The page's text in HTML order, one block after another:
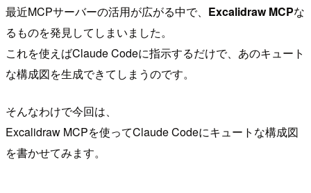
最近MCPサーバーの活用が広がる中で、 Excalidraw MCPな
るものを発見してしまいました。
これを使えばClaude Codeに指示するだけで、あのキュート
な構成図を生成できてしまうのです。
そんなわけで今回は、
Excalidraw MCPを使ってClaude Codeにキュートな構成図
を書かせてみます。